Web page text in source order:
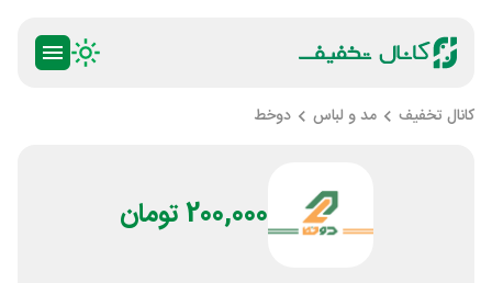
کانال تخفیف مد و لباس دوخط
200,000 تومان